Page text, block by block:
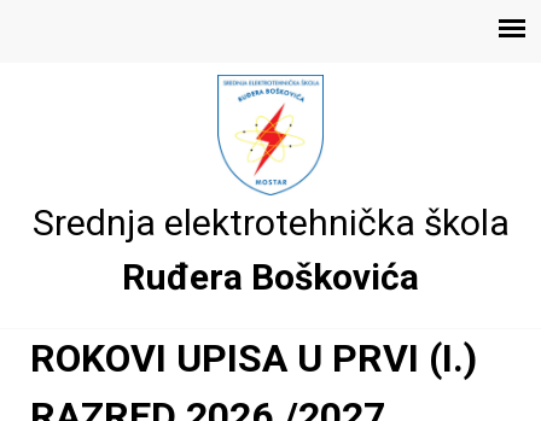
k
o
t
Srednja elektrotehnička škola
Ruđera Boškovića
ROKOVI UPISA U PRVI (I.)